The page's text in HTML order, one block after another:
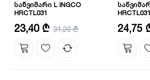
საწვიმარი L INGCO
HRCTL031
ზომა: L
სიგრძე: 120 სმ
სისქე: 0.33 მმ
23,40 ₾ 31,20 ₾
HRCTL031
ზომა: XL
სიგრძე:
24,75